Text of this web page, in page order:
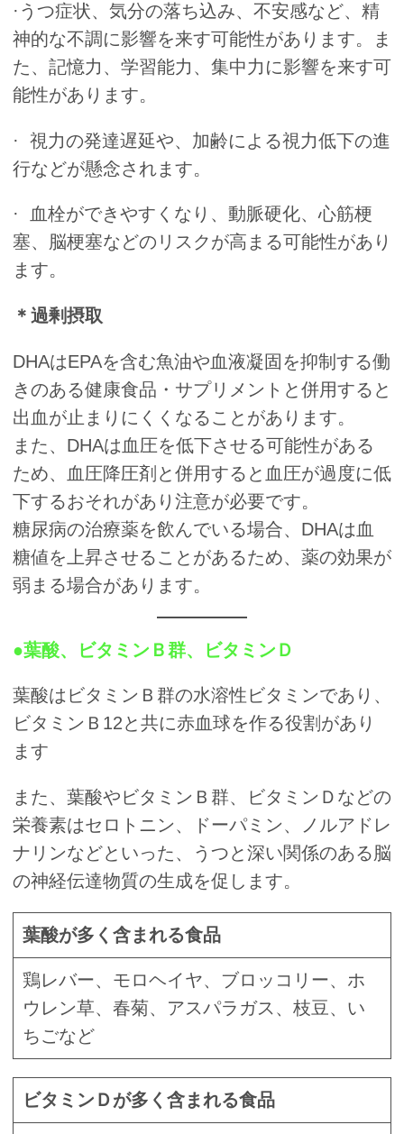
·うつ症状、気分の落ち込み、不安感など、精
神的な不調に影響を来す可能性があります。ま
た、記憶力、学習能力、集中力に影響を来す可
能性があります。
· 視力の発達遅延や、加齢による視力低下の進
行などが懸念されます。
· 血栓ができやすくなり、動脈硬化、心筋梗
塞、脳梗塞などのリスクが高まる可能性があり
ます。
＊過剰摂取
DHAはEPAを含む魚油や血液凝固を抑制する働
きのある健康食品・サプリメントと併用すると
出血が止まりにくくなることがあります。
また、DHAは血圧を低下させる可能性がある
ため、血圧降圧剤と併用すると血圧が過度に低
下するおそれがあり注意が必要です。
糖尿病の治療薬を飲んでいる場合、DHAは血
糖値を上昇させることがあるため、薬の効果が
弱まる場合があります。
●葉酸、ビタミンＢ群、ビタミンＤ
葉酸はビタミンＢ群の水溶性ビタミンであり、
ビタミンＢ12と共に赤血球を作る役割があり
ます
また、葉酸やビタミンＢ群、ビタミンＤなどの
栄養素はセロトニン、ドーパミン、ノルアドレ
ナリンなどといった、うつと深い関係のある脳
の神経伝達物質の生成を促します。
葉酸が多く含まれる食品
鶏レバー、モロヘイヤ、ブロッコリー、ホ
ウレン草、春菊、アスパラガス、枝豆、い
ちごなど
ビタミンＤが多く含まれる食品